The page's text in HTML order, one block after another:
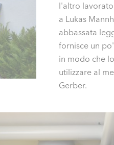
l'altro lavorato
a Lukas
abbassata
fornisce un
in modo che
utilizzare al
Gerber.